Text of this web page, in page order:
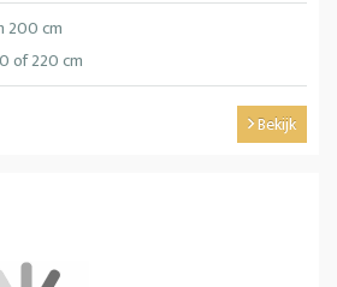
200 cm
of 220 cm
Bekijk